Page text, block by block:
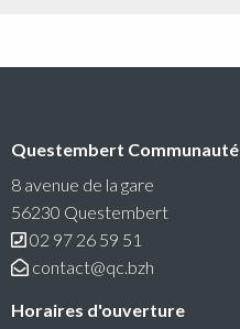
Questembert Communauté
8 avenue de la gare
56230 Questembert
02 97 26 59 51
contact@qc.bzh
Horaires d'ouverture